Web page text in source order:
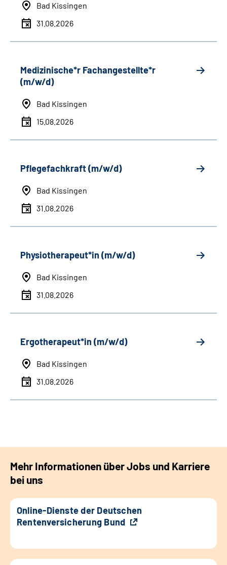
Bad Kissingen
31.08.2026
Medizinische*r Fachangestellte*r
(m/w/d)
Bad Kissingen
15.08.2026
Pflegefachkraft (m/w/d)
Bad Kissingen
31.08.2026
Physiotherapeut*in (m/w/d)
Bad Kissingen
31.08.2026
Ergotherapeut*in (m/w/d)
Bad Kissingen
31.08.2026
Mehr Informationen über Jobs und Karriere
bei uns
Online-Dienste der Deutschen
Rentenversicherung Bund